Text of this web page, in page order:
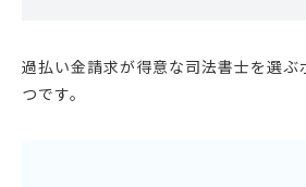
過払い金請求が得意な司法書士を選ぶ
つです。